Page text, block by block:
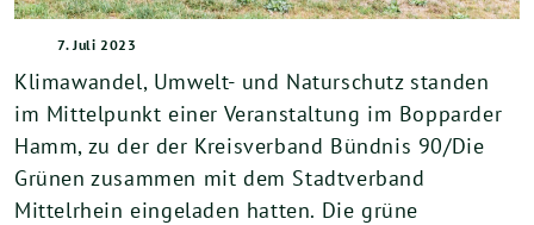
7. Juli 2023
Klimawandel, Umwelt- und Naturschutz standen
im Mittelpunkt einer Veranstaltung im Bopparder
Hamm, zu der der Kreisverband Bündnis 90/Die
Grünen zusammen mit dem Stadtverband
Mittelrhein eingeladen hatten. Die grüne